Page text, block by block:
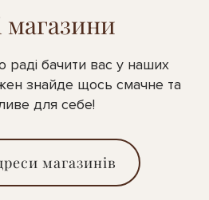
бачити вас у наших
знайде щось смачне та
для себе!
магазинів